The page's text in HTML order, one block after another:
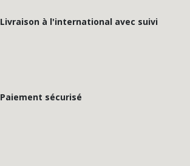
Livraison à l'international avec suivi
Paiement sécurisé